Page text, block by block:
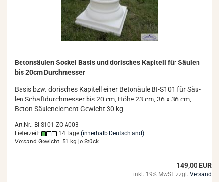
Be­ton­säu­len So­ckel Basis und do­ri­sches Ka­pi­tell für Säu­len
bis 20cm Durch­mes­ser
Basis bzw. do­ri­sches Ka­pi­tell einer Be­tonäu­le BI-​S101 für Säu­
len Schaft­durch­mes­ser bis 20 cm, Höhe 23 cm, 36 x 36 cm,
Beton Säu­len­ele­ment Ge­wicht 30 kg
Art.Nr.: BI-S101 ZO-A003
Lieferzeit:
14 Tage (innerhalb Deutschland)
Versand Gewicht: 51 kg je Stück
149,00 EUR
inkl. 19% MwSt. zzgl. Versand